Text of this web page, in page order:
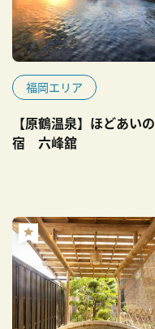
福岡エリア
【原鶴温泉】ほどあいの
宿 六峰舘